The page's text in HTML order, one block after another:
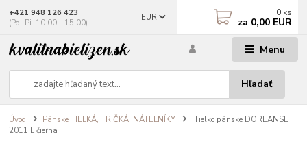
Menu
EUR
Hľadať
+421 948 126 423
(Po.-Pi. 10.00 - 15.00)
0 ks
za 0,00 EUR
Úvod Pánske TIELKÁ, TRIČKÁ, NÁTELNÍKY
Tielko pánske DOREANSE
2011 L čierna